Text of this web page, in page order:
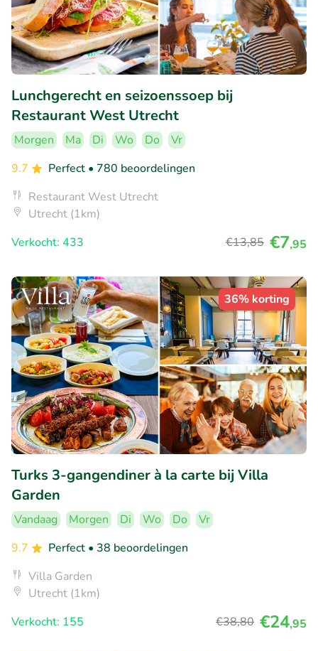
Lunchgerecht en seizoenssoep bij
Restaurant West Utrecht
Morgen Ma Di Wo Do
Vr
9.7
Perfect • 780 beoordelingen
Restaurant West Utrecht
Utrecht (1km)
Verkocht: 433
€13,85 €7,95
36% korting
Turks 3-gangendiner à la carte bij Villa
Garden
Vandaag Morgen Di Wo Do
Vr
9.7
Perfect • 38 beoordelingen
Villa Garden
Utrecht (1km)
Verkocht: 155
€38,80 €24,95